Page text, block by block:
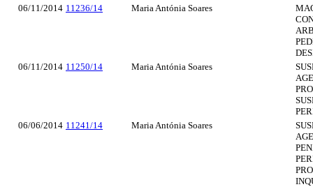
06/11/2014 11236/14 Maria Antónia Soares
06/11/2014 11250/14 Maria Antónia Soares
06/06/2014 11241/14 Maria Antónia Soares